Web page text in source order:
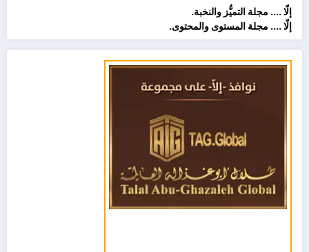
إلّا .... مجلة التميُّز والنخبة.
إلّا .... مجلة المستوى والمحتوى.